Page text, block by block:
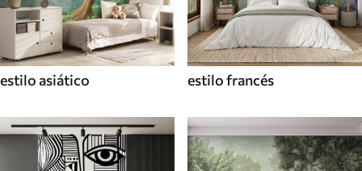
estilo asiático estilo francés